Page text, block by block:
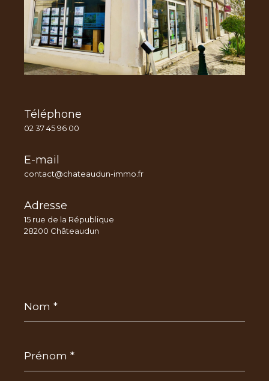
Téléphone
02 37 45 96 00
E-mail
contact@chateaudun-immo.fr
Adresse
15 rue de la République
28200 Châteaudun
*
*